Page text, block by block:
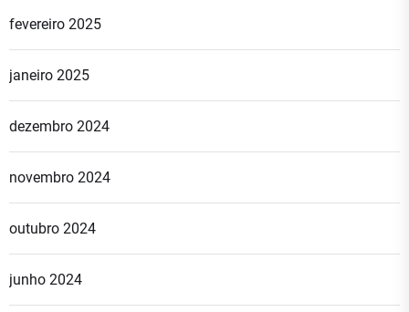
fevereiro 2025
janeiro 2025
dezembro 2024
novembro 2024
outubro 2024
junho 2024